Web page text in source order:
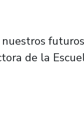
de la